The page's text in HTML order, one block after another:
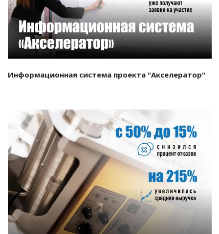
Информационная система проекта "Акселератор"
Смотреть проект